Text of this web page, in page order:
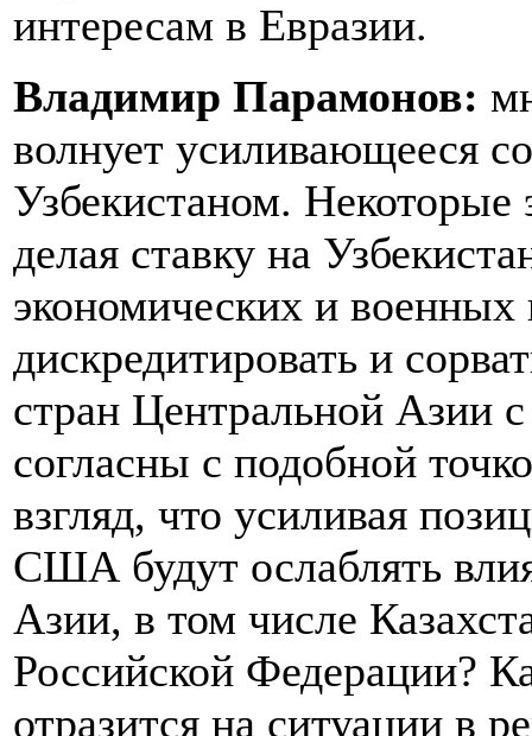
интересам в Евразии.
Владимир Парамонов:
волнует усиливающееся
Узбекистаном. Некоторые
делая ставку на
экономических и
дискредитировать и
стран Центральной Азии
согласны с подобной
взгляд, что усиливая
США будут ослаблять
Азии, в том числе
Российской Федерации?
отразится на ситуации в